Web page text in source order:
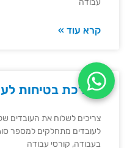
עבודה
קרא עוד »
הדרכת בטיחות
צריכים לשלוח את העובדים
לעובדים מתחלקים למספר
בעבודה, קורסי עבודה